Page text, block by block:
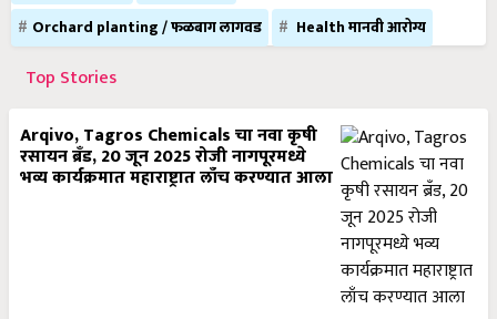
Orchard planting / फळबाग लागवड
Health मानवी आरोग्य
Top Stories
Arqivo, Tagros Chemicals चा नवा कृषी
रसायन ब्रँड, 20 जून 2025 रोजी नागपूरमध्ये
भव्य कार्यक्रमात महाराष्ट्रात लाँच करण्यात आला